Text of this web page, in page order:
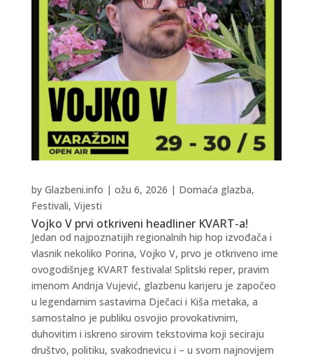
Vojko V prvi otkriveni headliner KVART-a!
by Glazbeni.info | ožu 6, 2026 | Domaća glazba,
Festivali, Vijesti
Jedan od najpoznatijih regionalnih hip hop izvođača i
vlasnik nekoliko Porina, Vojko V, prvo je otkriveno ime
ovogodišnjeg KVART festivala! Splitski reper, pravim
imenom Andrija Vujević, glazbenu karijeru je započeo
u legendarnim sastavima Dječaci i Kiša metaka, a
samostalno je publiku osvojio provokativnim,
duhovitim i iskreno sirovim tekstovima koji seciraju
društvo, politiku, svakodnevicu i – u svom najnovijem